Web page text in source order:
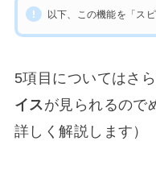
以下、この機能を「ス
5項目についてはさ
イス が見られるので
詳しく解説します）